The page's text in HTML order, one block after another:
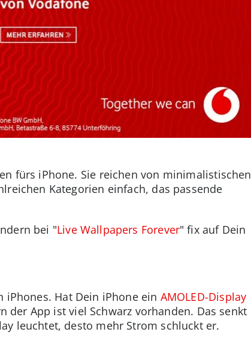
fürs iPhone. Sie reichen von minimalistischen
Kategorien einfach, das passende
bei "Live Wallpapers Forever" fix auf Dein
Hat Dein iPhone ein AMOLED-Display
der App ist viel Schwarz vorhanden. Das senkt
leuchtet, desto mehr Strom schluckt er.